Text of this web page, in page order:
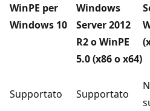
WinPE per
Windows 10
Windows
Server 2012
R2 o WinPE
5.0 (x86 o x64)
Supportato Supportato